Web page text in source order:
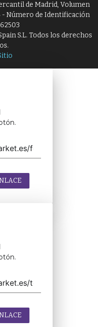
de Madrid, Volumen
- Número de Identificación
S.L. Todos los derechos